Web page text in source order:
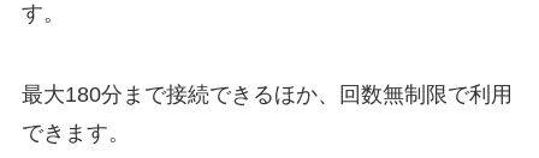
す。
最大180分まで接続できるほか、回数無制限で利用
できます。